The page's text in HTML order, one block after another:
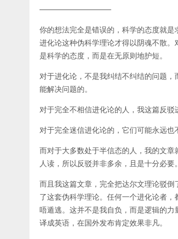
—————————–
你的想法完全是错误的，科学的态度就
进化论这种伪科学理论才得以阴魂不散
是科学的态度，而是在无原则地护短。
对于进化论，不是我纠结不纠结的问题
能解决问题的。
对于完全不相信进化论的人，我这篇反驳
对于完全迷信进化论的，它们可能永远也
而对于大多数处于半信态的人，我的文
人读，所以反驳并非多余，且是十分必要。
而且我这篇文章，完全把达尔文理论驳
了这套伪科学理论。任何一个进化论者
唔遁逃。这并不是我自负，而是逻辑的
译成英语，在国外发布肯定效果非凡。